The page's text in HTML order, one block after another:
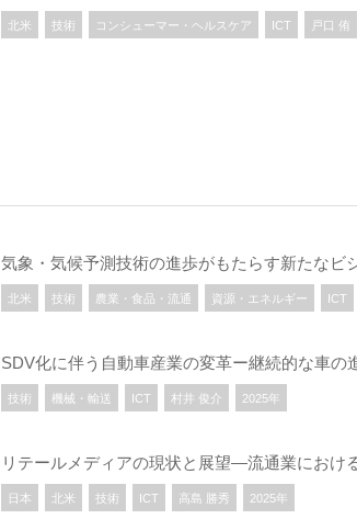
北米 技術 コンシューマー・ヘルスケア ICT 戸口 侑
気象・気候予測技術の進歩がもたらす新たなビ
北米 技術 農業・食品・流通 資源・エネルギー ICT
SDV化に伴う自動車産業の変革ー継続的な車の
技術 機械・輸送 ICT 村井 俊介 2025年
リテールメディアの現状と展望―流通業におけ
日本 北米 技術 ICT 高島 勝秀 2025年